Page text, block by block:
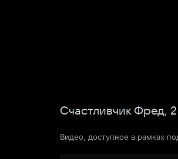
Счастливчик Фред, 2
Видео, доступное в рамках